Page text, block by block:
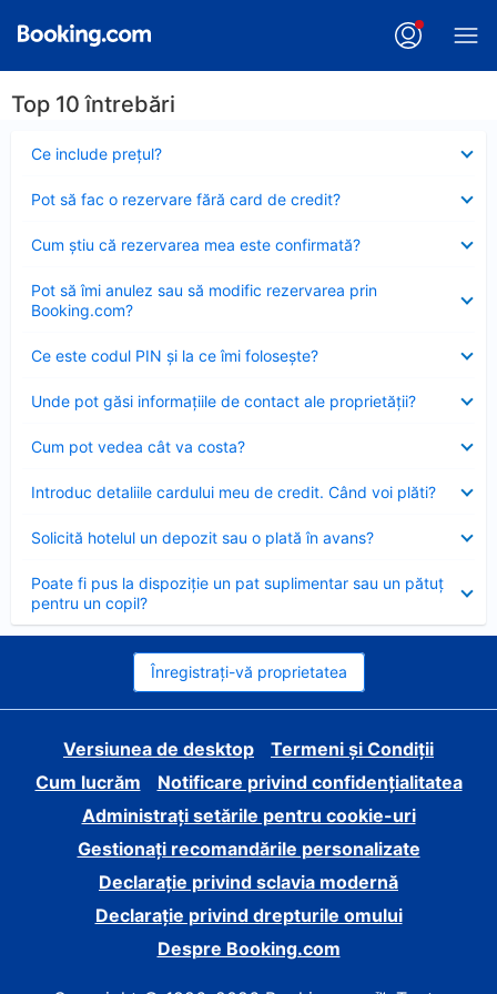
Top 10 întrebări
Ce include preţul?
închis
Pot să fac o rezervare fără card de credit?
închis
Cum ştiu că rezervarea mea este confirmată?
închis
Pot să îmi anulez sau să modific rezervarea prin
Booking.com?
închis
Ce este codul PIN şi la ce îmi foloseşte?
închis
Unde pot găsi informațiile de contact ale proprietății?
închis
Cum pot vedea cât va costa?
închis
Introduc detaliile cardului meu de credit. Când voi plăti?
închis
Solicită hotelul un depozit sau o plată în avans?
închis
Poate fi pus la dispoziție un pat suplimentar sau un pătuț
pentru un copil?
închis
Înregistrați-vă proprietatea
Versiunea de desktop
Termeni și Condiții
Cum lucrăm
Notificare privind confidențialitatea
Administrați setările pentru cookie-uri
Gestionați recomandările personalizate
Declarație privind sclavia modernă
Declarație privind drepturile omului
Despre Booking.com